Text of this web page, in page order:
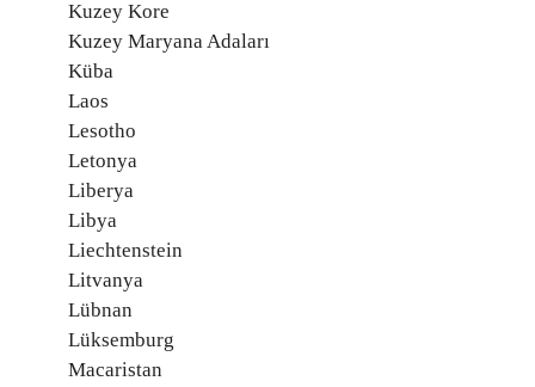
Kuzey Kore
Kuzey Maryana Adaları
Küba
Laos
Lesotho
Letonya
Liberya
Libya
Liechtenstein
Litvanya
Lübnan
Lüksemburg
Macaristan